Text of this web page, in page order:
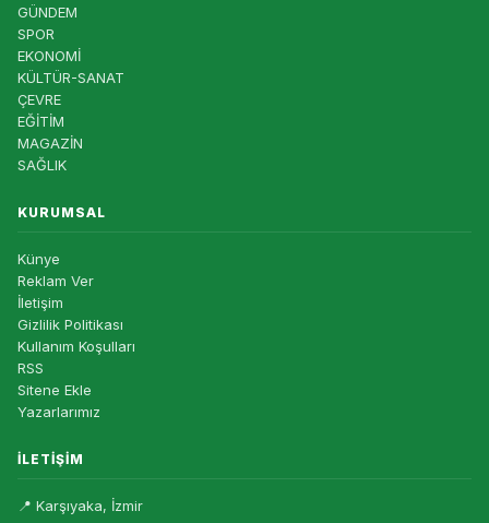
GÜNDEM
SPOR
EKONOMİ
KÜLTÜR-SANAT
ÇEVRE
EĞİTİM
MAGAZİN
SAĞLIK
KURUMSAL
Künye
Reklam Ver
İletişim
Gizlilik Politikası
Kullanım Koşulları
RSS
Sitene Ekle
Yazarlarımız
İLETIŞIM
📍 Karşıyaka, İzmir